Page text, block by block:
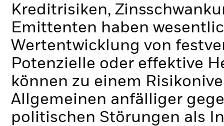
Kreditrisiken,
Emittenten haben
Wertentwicklung von
Potenzielle oder effektive
können zu einem
Allgemeinen anfälliger
politischen Störungen als